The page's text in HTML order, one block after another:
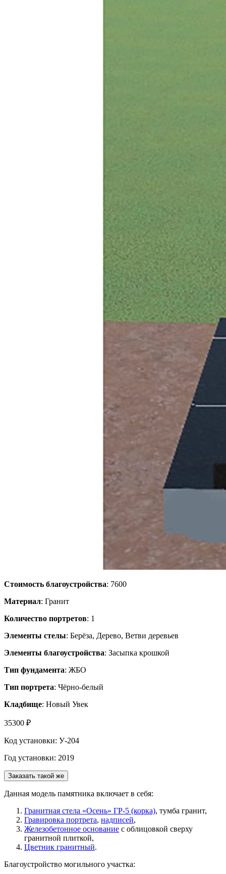
Стоимость благоустройства: 7600
Материал: Гранит
Количество портретов: 1
Элементы стелы: Берёза, Дерево, Ветви деревьев
Элементы благоустройства: Засыпка крошкой
Тип фундамента: ЖБО
Тип портрета: Чёрно-белый
Кладбище: Новый Увек
35300 ₽
Код установки: У-204
Год установки: 2019
Заказать такой же
Данная модель памятника включает в себя:
Гранитная стела «Осень» ГР-5 (корка), тумба гранит,
Гравировка портрета, надписей,
Железобетонное основание с облицовкой сверху
гранитной плиткой,
Цветник гранитный.
Благоустройство могильного участка: